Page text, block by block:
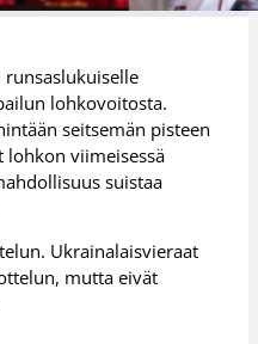
runsaslukuiselle
lohkovoitosta.
seitsemän pisteen
viimeisessä
suistaa
Ukrainalaisvieraat
mutta eivät